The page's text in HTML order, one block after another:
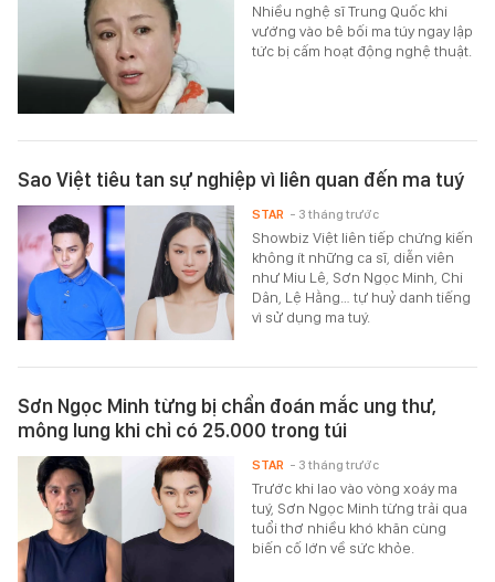
Nhiều nghệ sĩ Trung Quốc khi
vướng vào bê bối ma túy ngay lập
tức bị cấm hoạt động nghệ thuật.
Sao Việt tiêu tan sự nghiệp vì liên quan đến ma tuý
Showbiz Việt liên tiếp chứng kiến
không ít những ca sĩ, diễn viên
như Miu Lê, Sơn Ngọc Minh, Chi
Dân, Lệ Hằng… tự huỷ danh tiếng
vì sử dụng ma tuý.
STAR - 3 tháng trước
Sơn Ngọc Minh từng bị chẩn đoán mắc ung thư,
mông lung khi chỉ có 25.000 trong túi
Trước khi lao vào vòng xoáy ma
tuý, Sơn Ngọc Minh từng trải qua
tuổi thơ nhiều khó khăn cùng
biến cố lớn về sức khỏe.
STAR - 3 tháng trước